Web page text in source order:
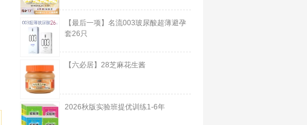
【最后一项】名流003玻尿酸超薄避孕
套26只
【六必居】28芝麻花生酱
2026秋版实验班提优训练1-6年